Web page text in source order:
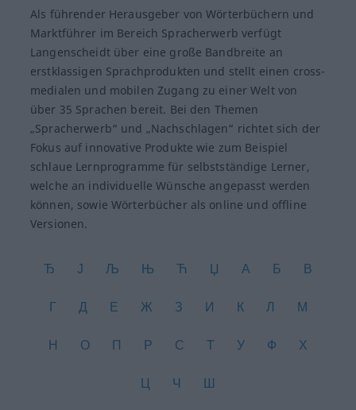
Als führender Herausgeber von Wörterbüchern und
Marktführer im Bereich Spracherwerb verfügt
Langenscheidt über eine große Bandbreite an
erstklassigen Sprachprodukten und stellt einen cross-
medialen und mobilen Zugang zu einer Welt von
über 35 Sprachen bereit. Bei den Themen
„Spracherwerb“ und „Nachschlagen“ richtet sich der
Fokus auf innovative Produkte wie zum Beispiel
schlaue Lernprogramme für selbstständige Lerner,
welche an individuelle Wünsche angepasst werden
können, sowie Wörterbücher als online und offline
Versionen.
Ђ Ј Љ Њ Ћ Џ А Б В
Г Д Е Ж З И К Л М
Н О П Р С Т У Ф Х
Ц Ч Ш